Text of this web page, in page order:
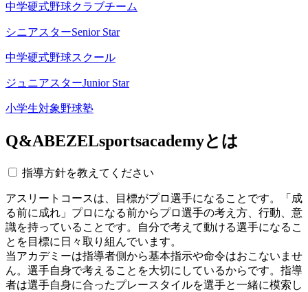
中学硬式野球クラブチーム
シニアスターSenior Star
中学硬式野球スクール
ジュニアスターJunior Star
小学生対象野球塾
Q&ABEZELsportsacademyとは
指導方針を教えてください
アスリートコースは、目標がプロ選手になることです。「成
る前に成れ」プロになる前からプロ選手の考え方、行動、意
識を持っていることです。自分で考えて動ける選手になるこ
とを目標に日々取り組んでいます。
当アカデミーは指導者側から基本指示や命令はおこないませ
ん。選手自身で考えることを大切にしているからです。指導
者は選手自身に合ったプレースタイルを選手と一緒に模索し